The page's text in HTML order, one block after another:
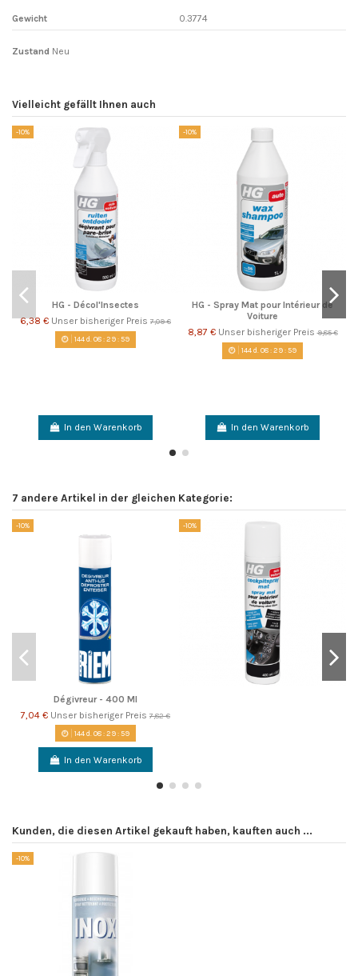
Gewicht 0.3774
Zustand Neu
Vielleicht gefällt Ihnen auch
-10%
HG - Décol'Insectes
6,38 € Unser bisheriger Preis 7,09 €
144d. 08:29:58
In den Warenkorb
-10%
HG - Spray Mat pour Intérieur de
Voiture
8,87 € Unser bisheriger Preis9,85 €
144d. 08:29:58
In den Warenkorb
7 andere Artikel in der gleichen Kategorie:
-10%
Dégivreur - 400 Ml
7,04 € Unser bisheriger Preis 7,82 €
144d. 08:29:58
In den Warenkorb
-10%
Kunden, die diesen Artikel gekauft haben, kauften auch ...
-10%